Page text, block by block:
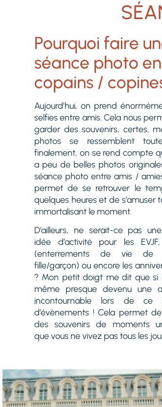
Pourquoi faire
séance photo
copains /
Aujourd’hui, on prend
selfies entre amis. Cela nous
garder des souvenirs, certes,
photos se ressemblent
finalement, on se rend compte
a peu de belles photos
séance photo entre amis /
permet de se retrouver le
quelques heures et de s’amuser
immortalisant le moment.
D’ailleurs, ne serait-ce pas
idée d’activité pour les
(enterrements de vie de
fille/garçon) ou encore les
? Mon petit doigt me dit que si !
même presque devenu une
incontournable lors de ce
d’évènements ! Cela permet
des souvenirs de moments
que vous ne vivez pas tous les